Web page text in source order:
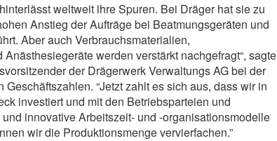
weltweit ihre Spuren. Bei Dräger hat sie zu
Anstieg der Aufträge bei Beatmungsgeräten und
Aber auch Verbrauchsmaterialien,
werden verstärkt nachgefragt“, sagte
der Drägerwerk Verwaltungs AG bei der
“Jetzt zahlt es sich aus, dass wir in
investiert und mit den Betriebsparteien und
innovative Arbeitszeit- und -organisationsmodelle
wir die Produktionsmenge vervierfachen.”